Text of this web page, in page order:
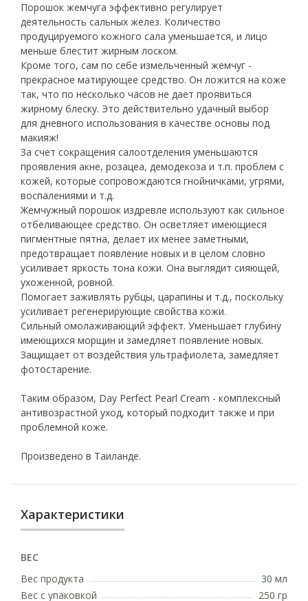
Порошок жемчуга эффективно регулирует
деятельность сальных желез. Количество
продуцируемого кожного сала уменьшается, и лицо
меньше блестит жирным лоском.
Кроме того, сам по себе измельченный жемчуг -
прекрасное матирующее средство. Он ложится на коже
так, что по несколько часов не дает проявиться
жирному блеску. Это действительно удачный выбор
для дневного использования в качестве основы под
макияж!
За счет сокращения салоотделения уменьшаются
проявления акне, розацеа, демодекоза и т.п. проблем с
кожей, которые сопровождаются гнойничками, угрями,
воспалениями и т.д.
Жемчужный порошок издревле используют как сильное
отбеливающее средство. Он осветляет имеющиеся
пигментные пятна, делает их менее заметными,
предотвращает появление новых и в целом словно
усиливает яркость тона кожи. Она выглядит сияющей,
ухоженной, ровной.
Помогает заживлять рубцы, царапины и т.д., поскольку
усиливает регенерирующие свойства кожи.
Сильный омолаживающий эффект. Уменьшает глубину
имеющихся морщин и замедляет появление новых.
Защищает от воздействия ультрафиолета, замедляет
фотостарение.
Таким образом, Day Perfect Pearl Cream - комплексный
антивозрастной уход, который подходит также и при
проблемной коже.
Произведено в Таиланде.
Характеристики
ВЕС
Вес продукта
30 мл
Вес с упаковкой
250 гр